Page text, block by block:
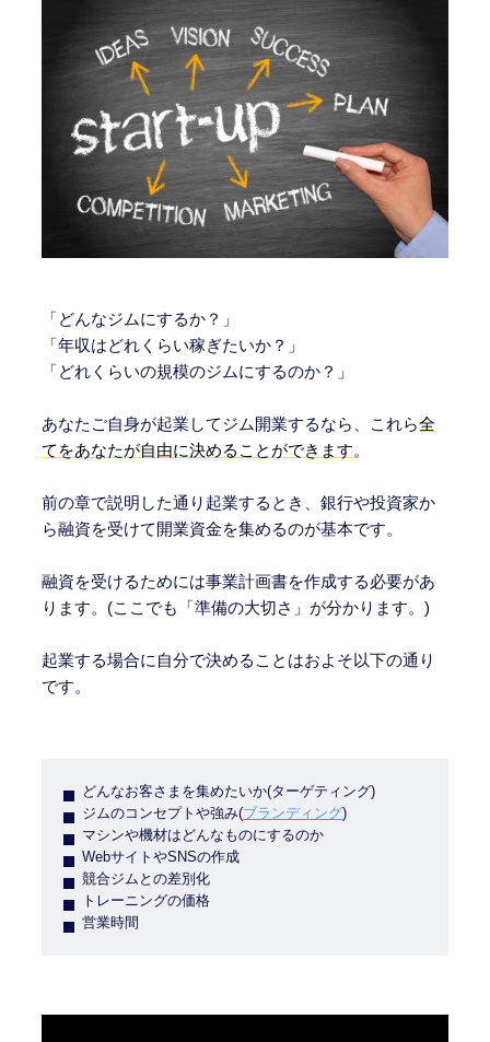
「どんなジムにするか？」
「年収はどれくらい稼ぎたいか？」
「どれくらいの規模のジムにするのか？」
あなたご自身が起業してジム開業するなら、これら全
てをあなたが自由に決めることができます。
前の章で説明した通り起業するとき、銀行や投資家か
ら融資を受けて開業資金を集めるのが基本です。
融資を受けるためには事業計画書を作成する必要があ
ります。(ここでも「準備の大切さ」が分かります。)
起業する場合に自分で決めることはおよそ以下の通り
です。
どんなお客さまを集めたいか(ターゲティング)
ジムのコンセプトや強み(ブランディング)
マシンや機材はどんなものにするのか
WebサイトやSNSの作成
競合ジムとの差別化
トレーニングの価格
営業時間